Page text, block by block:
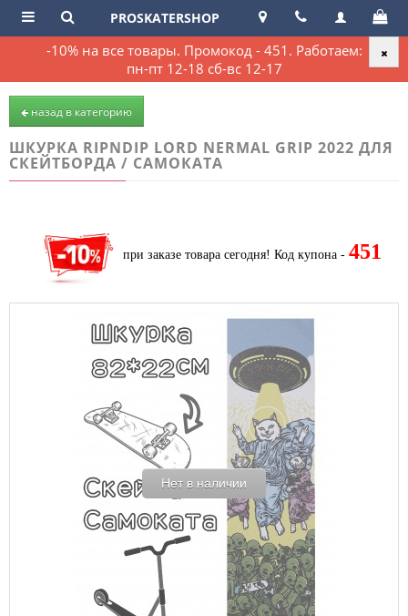
-10% на все товары. Промокод - 451. Работаем:
пн-пт 12-18 сб-вс 12-17
PROSKATERSHOP
назад в категорию
ШКУРКА RIPNDIP LORD NERMAL GRIP 2022 ДЛЯ
СКЕЙТБОРДА / САМОКАТА
при заказе товара сегодня! Код купона - 451
Нет в наличии